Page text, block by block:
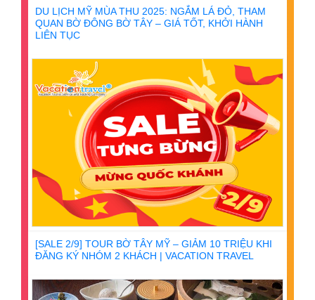
DU LỊCH MỸ MÙA THU 2025: NGẮM LÁ ĐỎ, THAM
QUAN BỜ ĐÔNG BỜ TÂY – GIÁ TỐT, KHỞI HÀNH
LIÊN TỤC
[SALE 2/9] TOUR BỜ TÂY MỸ – GIẢM 10 TRIỆU KHI
ĐĂNG KÝ NHÓM 2 KHÁCH | VACATION TRAVEL